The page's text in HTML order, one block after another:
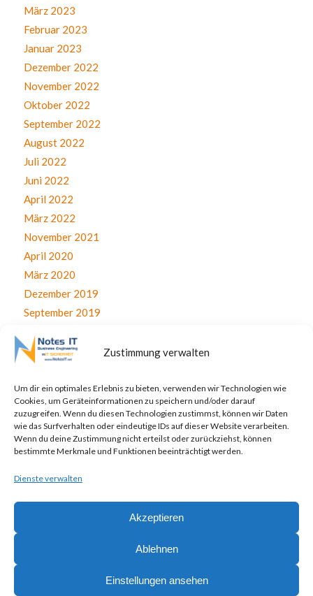
Zustimmung verwalten
Um dir ein optimales Erlebnis zu bieten, verwenden wir Technologien wie
Cookies, um Geräteinformationen zu speichern und/oder darauf
zuzugreifen. Wenn du diesen Technologien zustimmst, können wir Daten
wie das Surfverhalten oder eindeutige IDs auf dieser Website verarbeiten.
Wenn du deine Zustimmung nicht erteilst oder zurückziehst, können
bestimmte Merkmale und Funktionen beeinträchtigt werden.
Dienste verwalten
Akzeptieren
Ablehnen
Einstellungen ansehen
März 2023
Februar 2023
Januar 2023
Dezember 2022
November 2022
Oktober 2022
September 2022
August 2022
Juli 2022
Juni 2022
April 2022
März 2022
November 2021
April 2020
März 2020
Dezember 2019
September 2019
Juli 2019
April 2019
November 2017
Oktober 2017
September 2017
Juli 2017
Enfold WordPress Theme